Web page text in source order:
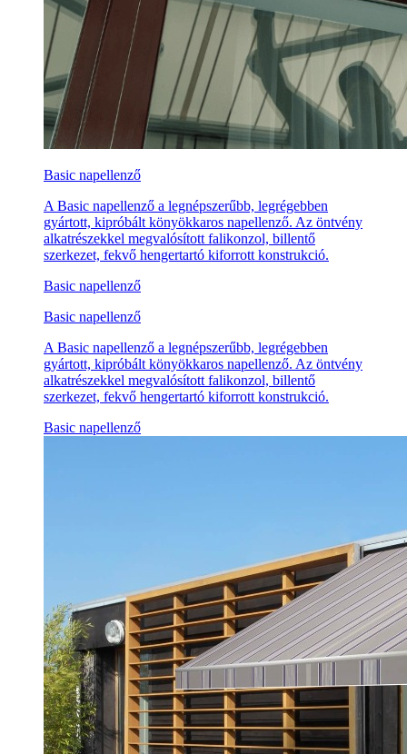
Basic napellenző
A Basic napellenző a legnépszerűbb, legrégebben
gyártott, kipróbált könyökkaros napellenző. Az öntvény
alkatrészekkel megvalósított falikonzol, billentő
szerkezet, fekvő hengertartó kiforrott konstrukció.
Basic napellenző
Basic napellenző
A Basic napellenző a legnépszerűbb, legrégebben
gyártott, kipróbált könyökkaros napellenző. Az öntvény
alkatrészekkel megvalósított falikonzol, billentő
szerkezet, fekvő hengertartó kiforrott konstrukció.
Basic napellenző